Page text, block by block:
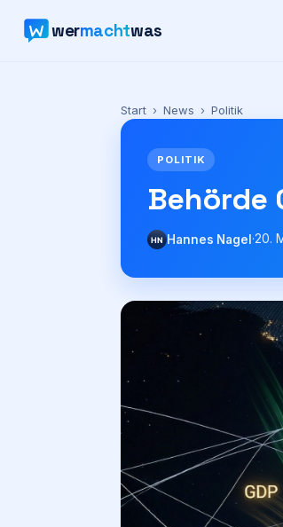
wermachtwas
Start › News › Politik
POLITIK
Behörde
HN Hannes Nagel·20.